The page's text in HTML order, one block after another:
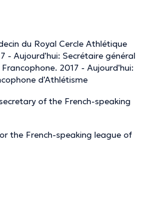
du Royal Cercle Athlétique
- Aujourd'hui: Secrétaire général
2017 - Aujourd'hui:
d'Athlétisme
of the French-speaking
the French-speaking league of